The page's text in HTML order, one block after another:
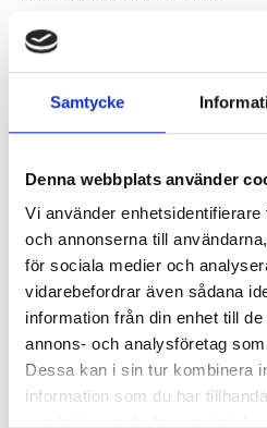
Samtycke
Denna webbplats använder
Vi använder
och annonserna till
för sociala medier och
vidarebefordrar även sådana
information från din enhet till
annons- och analysföretag
Dessa kan i sin tur kombinera
information som du har
Ytterligare information
med
Seko Samurai
OEM Nr. 14010062
Skick Ny/Oanvänt